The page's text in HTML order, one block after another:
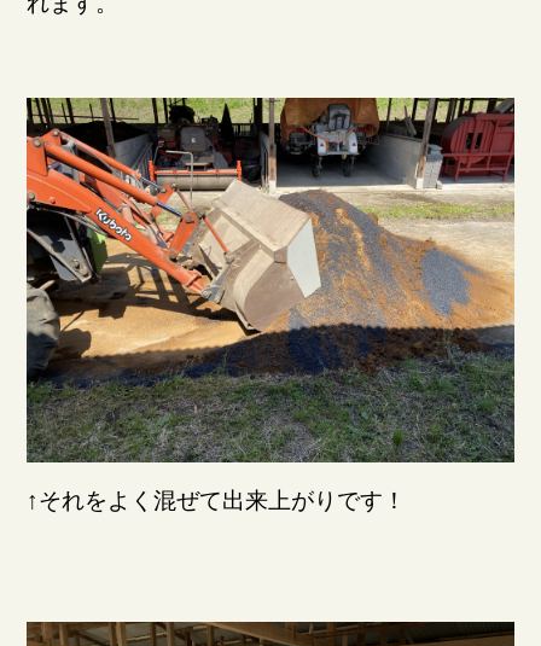
↑それをよく混ぜて出来上がりです！